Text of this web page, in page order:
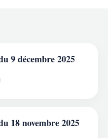
9 décembre 2025
18 novembre 2025